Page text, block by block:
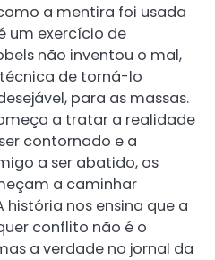
a mentira foi usada
um exercício de
não inventou o mal,
de torná-lo
para as massas.
a tratar a realidade
contornado e a
a ser abatido, os
a caminhar
história nos ensina que a
conflito não é o
a verdade no jornal da